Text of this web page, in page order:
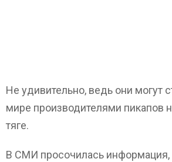
Не удивительно, ведь они могут
мире производителями пикапов
тяге.
В СМИ просочилась информация,